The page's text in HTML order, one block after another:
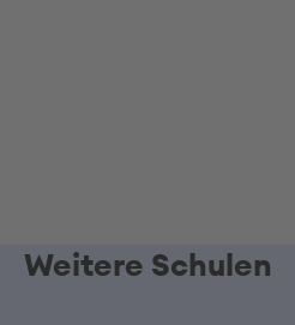
Weitere Schulen